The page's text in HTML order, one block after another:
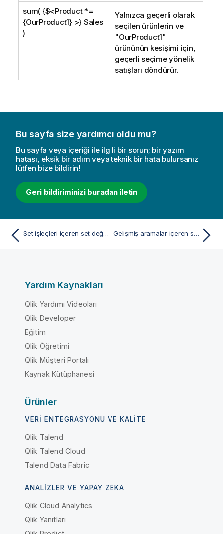
sum( {$<Product *=
{OurProduct1} >} Sales
)
Yalnızca geçerli olarak
seçilen ürünlerin ve
"OurProduct1"
ürününün kesişimi için,
geçerli seçime yönelik
satışları döndürür.
Bu sayfa size yardımcı oldu mu?
Bu sayfa veya içeriği ile ilgili bir sorun; bir yazım
hatası, eksik bir adım veya teknik bir hata bulursanız
lütfen bize bildirin!
Geri bildiriminizi buradan iletin
Set işleçleri içeren set değiştiricileri Gelişmiş aramalar içeren set değiştiricileri
Yardım Kaynakları
Qlik Yardımı Videoları
Qlik Developer
Eğitim
Qlik Öğretimi
Qlik Müşteri Portalı
Kaynak Kütüphanesi
Ürünler
VERI ENTEGRASYONU VE KALITE
Qlik Talend
Qlik Talend Cloud
Talend Data Fabric
ANALIZLER VE YAPAY ZEKA
Qlik Cloud Analytics
Qlik Yanıtları